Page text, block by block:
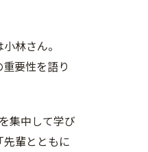
林さん。
要性を語り
集中して学び
輩とともに